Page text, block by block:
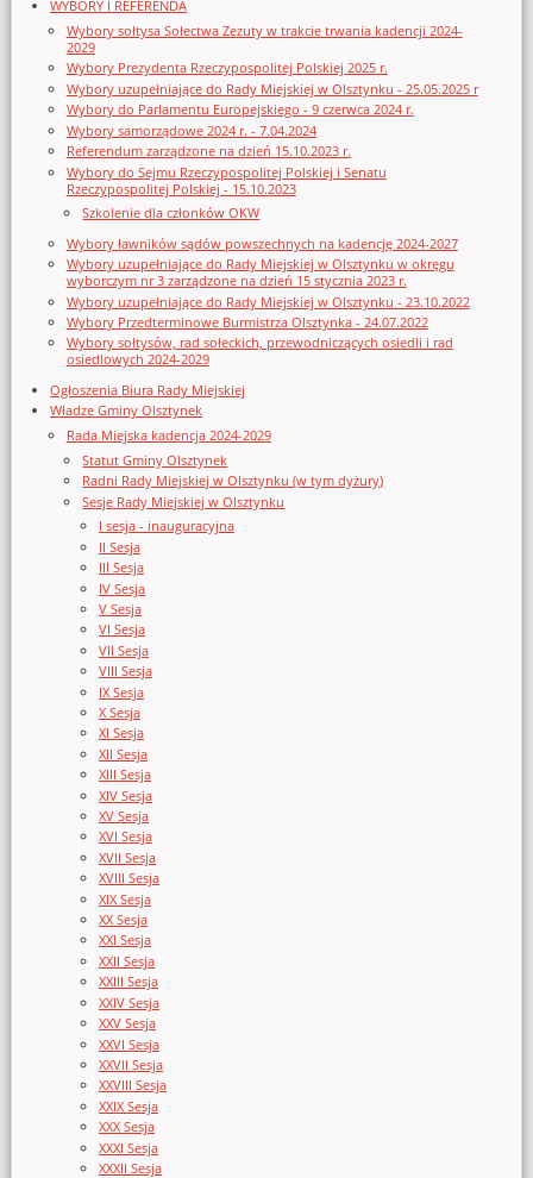
WYBORY I REFERENDA
Wybory sołtysa Sołectwa Zezuty w trakcie trwania kadencji 2024-
2029
Wybory Prezydenta Rzeczypospolitej Polskiej 2025 r.
Wybory uzupełniające do Rady Miejskiej w Olsztynku - 25.05.2025 r
Wybory do Parlamentu Europejskiego - 9 czerwca 2024 r.
Wybory samorządowe 2024 r. - 7.04.2024
Referendum zarządzone na dzień 15.10.2023 r.
Wybory do Sejmu Rzeczypospolitej Polskiej i Senatu
Rzeczypospolitej Polskiej - 15.10.2023
Szkolenie dla członków OKW
Wybory ławników sądów powszechnych na kadencję 2024-2027
Wybory uzupełniające do Rady Miejskiej w Olsztynku w okręgu
wyborczym nr 3 zarządzone na dzień 15 stycznia 2023 r.
Wybory uzupełniające do Rady Miejskiej w Olsztynku - 23.10.2022
Wybory Przedterminowe Burmistrza Olsztynka - 24.07.2022
Wybory sołtysów, rad sołeckich, przewodniczących osiedli i rad
osiedlowych 2024-2029
Ogłoszenia Biura Rady Miejskiej
Władze Gminy Olsztynek
Rada Miejska kadencja 2024-2029
Statut Gminy Olsztynek
Radni Rady Miejskiej w Olsztynku (w tym dyżury)
Sesje Rady Miejskiej w Olsztynku
I sesja - inauguracyjna
II Sesja
III Sesja
IV Sesja
V Sesja
VI Sesja
VII Sesja
VIII Sesja
IX Sesja
X Sesja
XI Sesja
XII Sesja
XIII Sesja
XIV Sesja
XV Sesja
XVI Sesja
XVII Sesja
XVIII Sesja
XIX Sesja
XX Sesja
XXI Sesja
XXII Sesja
XXIII Sesja
XXIV Sesja
XXV Sesja
XXVI Sesja
XXVII Sesja
XXVIII Sesja
XXIX Sesja
XXX Sesja
XXXI Sesja
XXXII Sesja